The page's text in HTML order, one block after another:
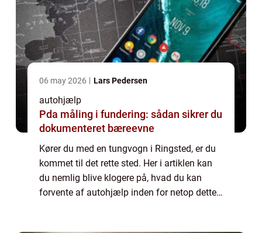
06 may 2026 Lars Pedersen
autohjælp
Pda måling i fundering: sådan sikrer du
dokumenteret bæreevne
Kører du med en tungvogn i Ringsted, er du
kommet til det rette sted. Her i artiklen kan
du nemlig blive klogere på, hvad du kan
forvente af autohjælp inden for netop dette